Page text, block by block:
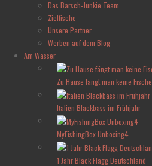
Das Barsch-Junkie Team
Zielfische
Unsere Partner
Werben auf dem Blog
Am Wasser
Zu Hause fängt man keine Fische
Italien Blackbass im Frühjahr
MyFishingBox Unboxing4
1 Jahr Black Flagg Deutschland